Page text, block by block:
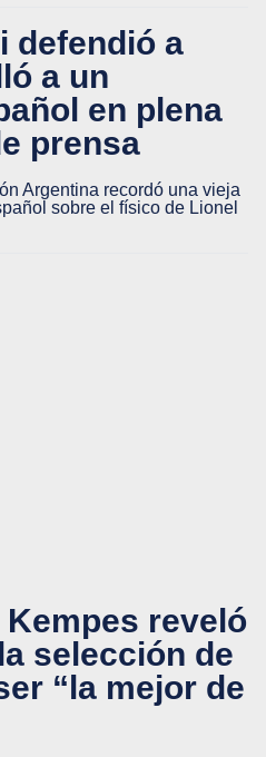
defendió a
a un
en plena
prensa
Argentina recordó una vieja
sobre el físico de Lionel
reveló
selección de
“la mejor de